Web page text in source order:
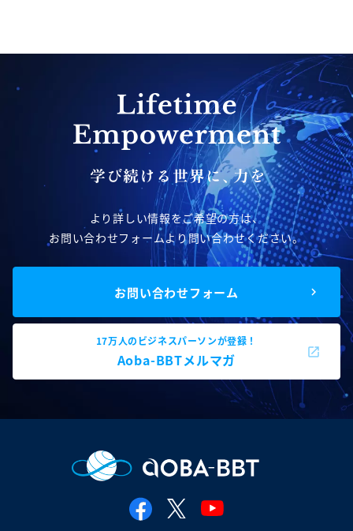
より詳しい情報をご希望の方は、
お問い合わせフォームより問い合わせください。
お問い合わせフォーム
17万人のビジネスパーソンが登録！
Aoba-BBTメルマガ